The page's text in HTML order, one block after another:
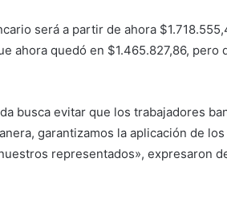
será a partir de ahora
ahora quedó en $1.465.827,86, pero
busca evitar que los trabajadores
garantizamos la aplicación de
representados», expresaron